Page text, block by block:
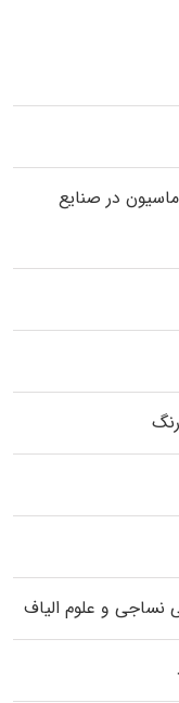
در صنایع
و علوم الیاف